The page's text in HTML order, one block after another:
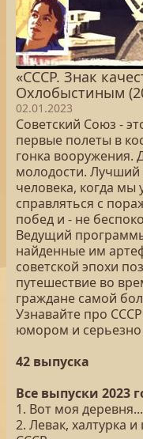
«СССР. Знак
Охлобыстиным
02.01.2023
Советский Союз -
первые полеты в
гонка вооружения.
молодости. Лучший
человека, когда
справляться с
побед и - не
Ведущий
найденные им
советской эпохи
путешествие во
граждане самой
Узнавайте про
юмором и
42 выпуска
Все выпуски 2023
1. Вот моя
2. Левак, халтурка